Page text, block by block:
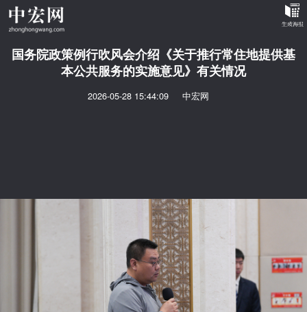
国务院政策例行吹风会介绍《关于推行常住地提供基
本公共服务的实施意见》有关情况
2026-05-28 15:44:09 中宏网